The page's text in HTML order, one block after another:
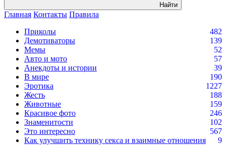
Найти
Главная Контакты Правила
Приколы
482
Демотиваторы
139
Мемы
52
Авто и мото
57
Анекдоты и истории
39
В мире
190
Эротика
1227
Жесть
188
Животные
159
Красивое фото
246
Знаменитости
102
Это интересно
567
Как улучшить технику секса и взаимные отношения
9